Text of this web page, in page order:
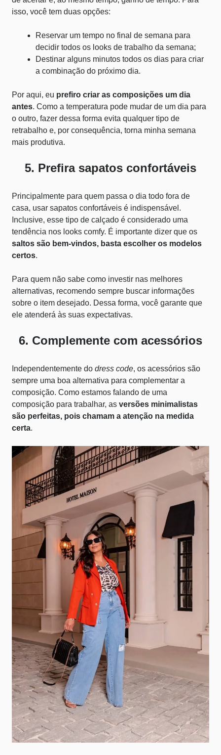
isso, você tem duas opções:
Reservar um tempo no final de semana para
decidir todos os looks de trabalho da semana;
Destinar alguns minutos todos os dias para criar
a combinação do próximo dia.
Por aqui, eu prefiro criar as composições um dia
antes. Como a temperatura pode mudar de um dia para
o outro, fazer dessa forma evita qualquer tipo de
retrabalho e, por consequência, torna minha semana
mais produtiva.
5. Prefira sapatos confortáveis
Principalmente para quem passa o dia todo fora de
casa, usar sapatos confortáveis é indispensável.
Inclusive, esse tipo de calçado é considerado uma
tendência nos looks comfy. É importante dizer que os
saltos são bem-vindos, basta escolher os modelos
certos.
Para quem não sabe como investir nas melhores
alternativas, recomendo sempre buscar informações
sobre o item desejado. Dessa forma, você garante que
ele atenderá às suas expectativas.
6. Complemente com acessórios
Independentemente do dress code, os acessórios são
sempre uma boa alternativa para complementar a
composição. Como estamos falando de uma
composição para trabalhar, as versões minimalistas
são perfeitas, pois chamam a atenção na medida
certa.